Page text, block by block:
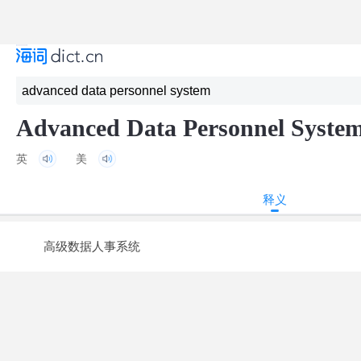
Advanced Data Personnel
英 美
释义
高级数据人事系统